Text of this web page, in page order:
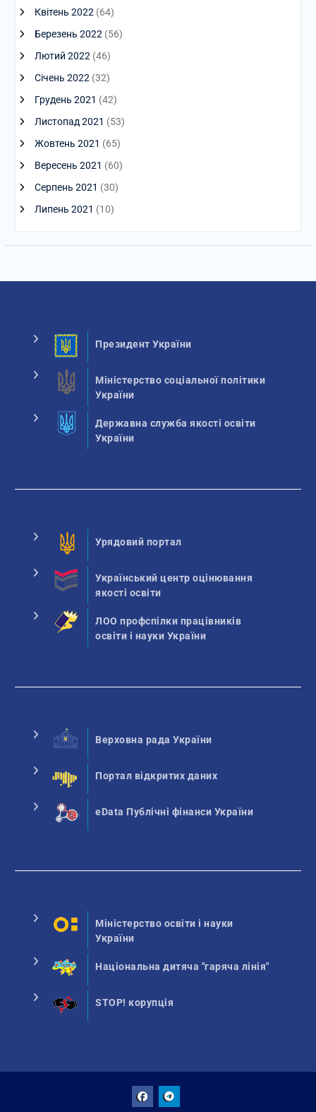
Квітень 2022(64)
Березень 2022(56)
Лютий 2022(46)
Січень 2022(32)
Грудень 2021 (42)
Листопад 2021 (53)
Жовтень 2021 (65)
Вересень 2021 (60)
Серпень 2021 (30)
Липень 2021 (10)
Президент України
Міністерство соціальної політики
України
Державна служба якості освіти
України
Урядовий портал
Український центр оцінювання
якості освіти
ЛОО профспілки працівників
освіти і науки України
Верховна рада України
Портал відкритих даних
eData Публічні фінанси України
Міністерство освіти і науки
України
Національна дитяча "гаряча лінія"
STOP! корупція